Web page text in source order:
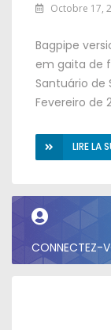
Octobre 17,
Bagpipe
em gaita de
Santuário de
Fevereiro de
LIRE LA
CONNECTEZ-